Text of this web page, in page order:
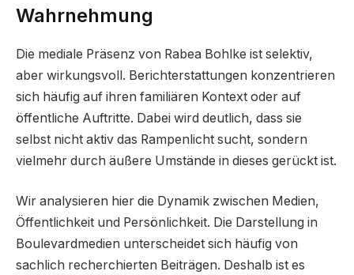
Wahrnehmung
Die mediale Präsenz von Rabea Bohlke ist selektiv,
aber wirkungsvoll. Berichterstattungen konzentrieren
sich häufig auf ihren familiären Kontext oder auf
öffentliche Auftritte. Dabei wird deutlich, dass sie
selbst nicht aktiv das Rampenlicht sucht, sondern
vielmehr durch äußere Umstände in dieses gerückt ist.
Wir analysieren hier die Dynamik zwischen Medien,
Öffentlichkeit und Persönlichkeit. Die Darstellung in
Boulevardmedien unterscheidet sich häufig von
sachlich recherchierten Beiträgen. Deshalb ist es